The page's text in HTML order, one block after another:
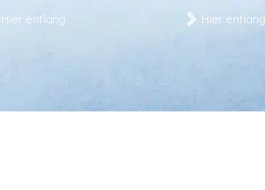
Hier entlang Hier entlang